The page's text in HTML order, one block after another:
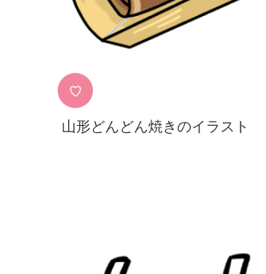
♡
山形どんどん焼きのイラスト